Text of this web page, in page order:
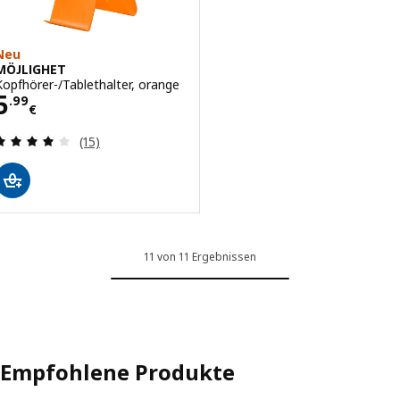
Tablethalter, orange
.99
€ 5.99€
Bewertungen: 4.1 von 5 Sternen. Bewertungen
(15)
11 von 11 Ergebnissen
Empfohlene Produkte